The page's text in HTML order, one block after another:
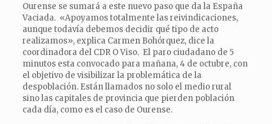
Ourense se sumará a este nuevo paso que da la España
Vaciada. «Apoyamos totalmente las reivindicaciones,
aunque todavía debemos decidir qué tipo de acto
realizamos», explica Carmen Bohórquez, dice la
coordinadora del CDR O Viso. El paro ciudadano de 5
minutos esta convocado para mañana, 4 de octubre, con
el objetivo de visibilizar la problemática de la
despoblación. Están llamados no solo el medio rural
sino las capitales de provincia que pierden población
cada día, como es el caso de Ourense.